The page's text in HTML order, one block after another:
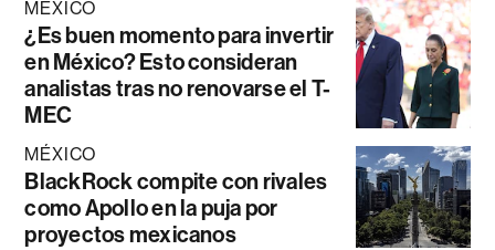
MÉXICO
¿Es buen momento para invertir
en México? Esto consideran
analistas tras no renovarse el T-
MEC
MÉXICO
BlackRock compite con rivales
como Apollo en la puja por
proyectos mexicanos